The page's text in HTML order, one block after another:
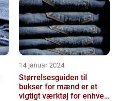
14 januar 2024
Størrelsesguiden til
bukser for mænd er et
vigtigt værktøj for enhver